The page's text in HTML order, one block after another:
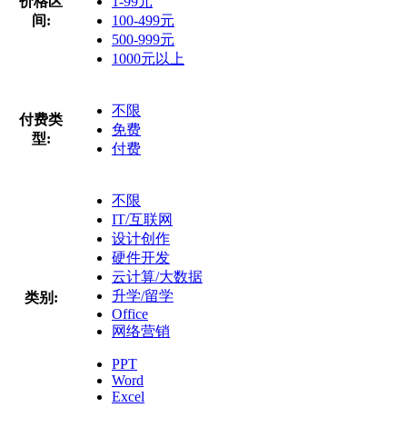
间:
100-499元
500-999元
1000元以上
付费类
型:
不限
免费
付费
类别:
不限
IT/互联网
设计创作
硬件开发
云计算/大数据
升学/留学
Office
网络营销
PPT
Word
Excel